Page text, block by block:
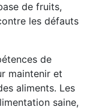
de fruits,
les défauts
de
maintenir et
aliments. Les
saine,